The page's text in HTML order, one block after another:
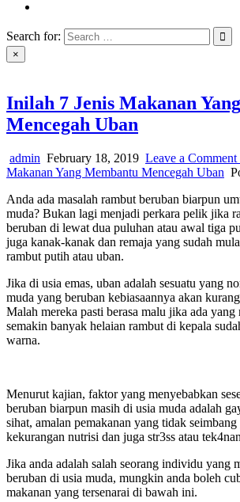
Search for:
×
Inilah 7 Jenis Makanan
Mencegah Uban
admin February 18, 2019 Leave a Comment
Makanan Yang Membantu Mencegah Uban
Anda ada masalah rambut beruban biarpun
muda? Bukan lagi menjadi perkara pelik jika
beruban di lewat dua puluhan atau awal tiga
juga kanak-kanak dan remaja yang sudah
rambut putih atau uban.
Jika di usia emas, uban adalah sesuatu yang
muda yang beruban kebiasaannya akan
Malah mereka pasti berasa malu jika ada
semakin banyak helaian rambut di kepala
warna.
Menurut kajian, faktor yang menyebabkan
beruban biarpun masih di usia muda adalah
sihat, amalan pemakanan yang tidak
kekurangan nutrisi dan juga str3ss atau
Jika anda adalah salah seorang individu yang
beruban di usia muda, mungkin anda boleh
makanan yang tersenarai di bawah ini.